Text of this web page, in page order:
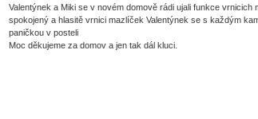
Valentýnek a Miki se v novém domově rádi ujali funkce
spokojený a hlasitě vrnici mazlíček Valentýnek se s každým
paničkou v posteli
Moc děkujeme za domov a jen tak dál kluci.